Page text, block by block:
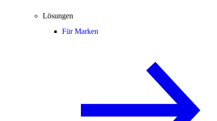
Lösungen
Für Marken